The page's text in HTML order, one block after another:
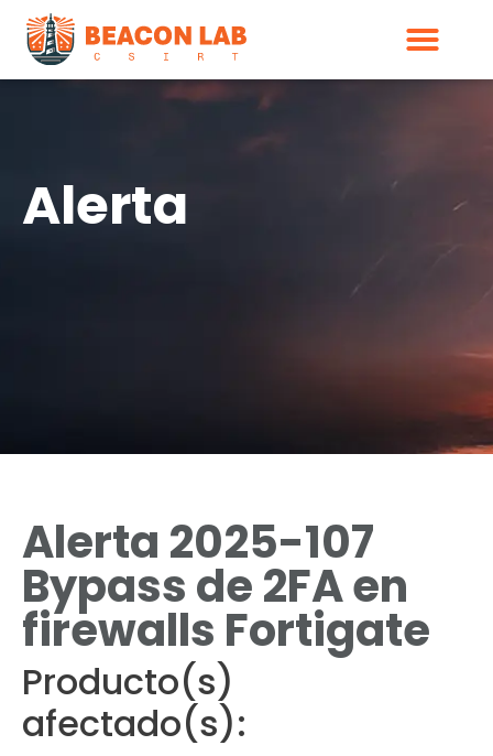
Alerta
Alerta 2025-107
Bypass de 2FA en
firewalls Fortigate
Producto(s)
afectado(s):